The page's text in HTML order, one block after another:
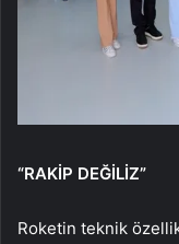
“RAKİP DEĞİLİZ”
Roketin teknik